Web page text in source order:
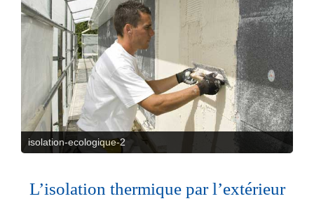
isolation-ecologique-3
L’isolation thermique par l’extérieur